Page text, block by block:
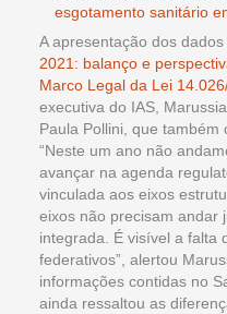
A apresentação dos
2021: balanço e
Marco Legal da Lei
executiva do IAS,
Paula Pollini, que
“Neste um ano não
avançar na agenda
vinculada aos eixos
eixos não precisam andar
integrada. É visível a falta
federativos”, alertou
informações contidas no
ainda ressaltou as